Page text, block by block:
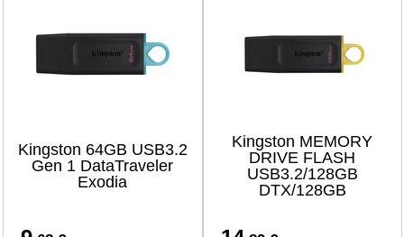
Kingston 64GB USB3.2
Gen 1 DataTraveler
Exodia
Kingston MEMORY
DRIVE FLASH
USB3.2/128GB
DTX/128GB